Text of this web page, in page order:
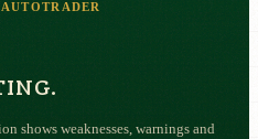
shows weaknesses, warnings and